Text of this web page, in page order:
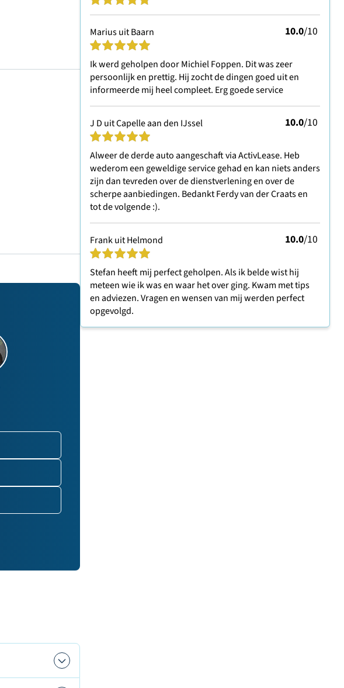
Marius uit Baarn 10.0/10
Ik werd geholpen door Michiel Foppen. Dit was zeer
persoonlijk en prettig. Hij zocht de dingen goed uit en
informeerde mij heel compleet. Erg goede service
J D uit Capelle aan den IJssel 10.0/10
Alweer de derde auto aangeschaft via ActivLease. Heb
wederom een geweldige service gehad en kan niets anders
zijn dan tevreden over de dienstverlening en over de
scherpe aanbiedingen. Bedankt Ferdy van der Craats en
tot de volgende :).
Frank uit Helmond 10.0/10
Stefan heeft mij perfect geholpen. Als ik belde wist hij
meteen wie ik was en waar het over ging. Kwam met tips
en adviezen. Vragen en wensen van mij werden perfect
opgevolgd.